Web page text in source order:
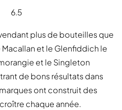
6.5
plus de bouteilles que
et le Glenfiddich le
et le Singleton
de bons résultats dans
ont construit des
chaque année.